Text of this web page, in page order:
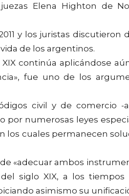
Elena Highton de
y los juristas discutieron
de los argentinos.
continúa aplicándose
fue uno de los
civil y de comercio
por numerosas leyes
los cuales permanecen
«adecuar ambos
siglo XIX, a los
asimismo su